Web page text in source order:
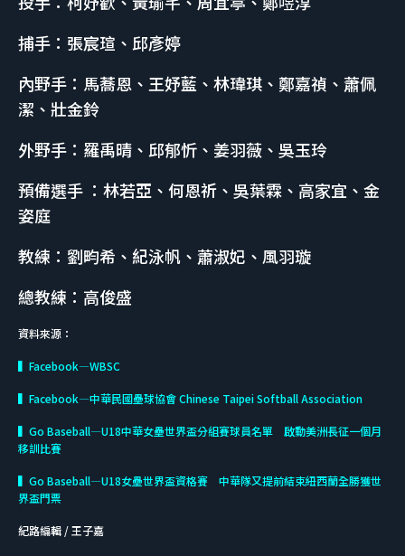
捕手：張宸瑄、邱彥婷
內野手：馬蕎恩、王妤藍、林瑋琪、鄭嘉禎、蕭佩
潔、壯金鈴
外野手：羅禹晴、邱郁忻、姜羽薇、吳玉玲
預備選手 ：林若亞、何恩祈、吳葉霖、高家宜、金
姿庭
教練：劉畇希、紀泳帆、蕭淑妃、風羽璇
總教練：高俊盛
資料來源：
▍Facebook—WBSC
▍Facebook—中華民國壘球協會 Chinese Taipei Softball Association
▍Go Baseball—U18中華女壘世界盃分組賽球員名單 啟動美洲長征一個月
移訓比賽
▍Go Baseball—U18女壘世界盃資格賽 中華隊又提前結束紐西蘭全勝獲世
界盃門票
紀路編輯 / 王子嘉